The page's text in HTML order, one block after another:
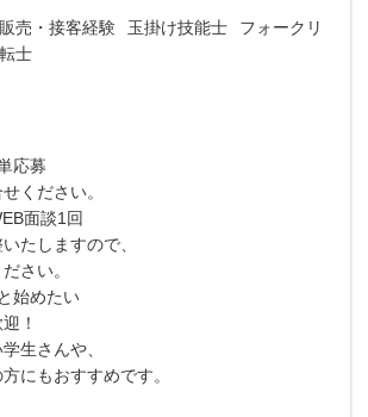
販売・接客経験 玉掛け技能士
フォークリ
士
応募
ください。
面談1回
たしますので、
さい。
始めたい
！
生さんや、
にもおすすめです。